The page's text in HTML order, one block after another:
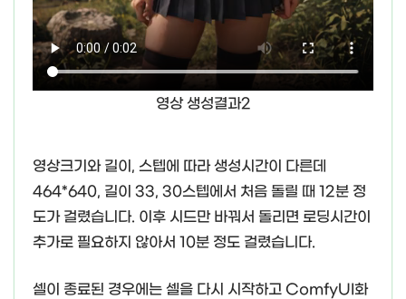
영상 생성결과2
영상크기와 길이, 스텝에 따라 생성시간이 다른데
464*640, 길이 33, 30스텝에서 처음 돌릴 때 12분 정
도가 걸렸습니다. 이후 시드만 바꿔서 돌리면 로딩시간이
추가로 필요하지 않아서 10분 정도 걸렸습니다.
셀이 종료된 경우에는 셀을 다시 시작하고 ComfyUI화